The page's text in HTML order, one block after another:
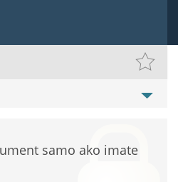
samo ako imate